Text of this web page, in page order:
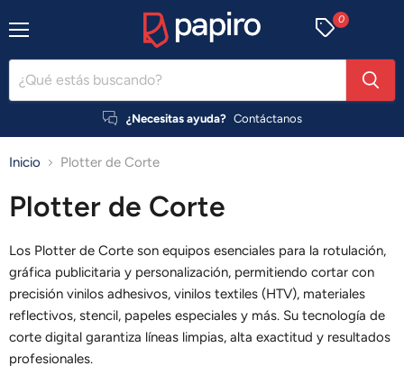
¿Necesitas ayuda? Contáctanos
0
Inicio Plotter de Corte
Plotter de Corte
Los Plotter de Corte son equipos esenciales para la rotulación,
gráfica publicitaria y personalización, permitiendo cortar con
precisión vinilos adhesivos, vinilos textiles (HTV), materiales
reflectivos, stencil, papeles especiales y más. Su tecnología de
corte digital garantiza líneas limpias, alta exactitud y resultados
profesionales.